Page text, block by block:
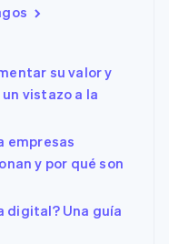
su valor y
vistazo a la
empresas
y por qué son
digital? Una guía